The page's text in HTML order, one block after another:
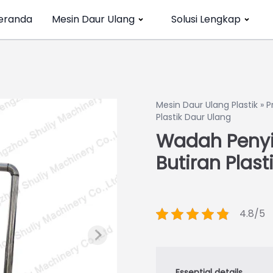
Mesin Daur Ulang Solusi Lengkap
Mesin Daur Ulang Plastik »
Plastik Daur Ulang
Wadah
Butiran
4.8/5